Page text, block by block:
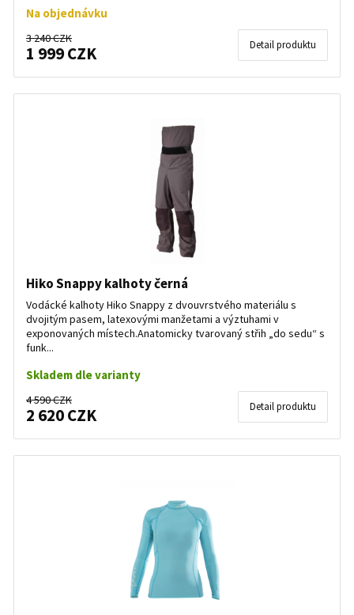
Na objednávku
3 240 CZK
1 999 CZK Detail produktu
Hiko Snappy kalhoty černá
Vodácké kalhoty Hiko Snappy z dvouvrstvého materiálu s
dvojitým pasem, latexovými manžetami a výztuhami v
exponovaných místech.Anatomicky tvarovaný střih „do sedu“ s
funk...
Skladem dle varianty
4 590 CZK
2 620 CZK Detail produktu